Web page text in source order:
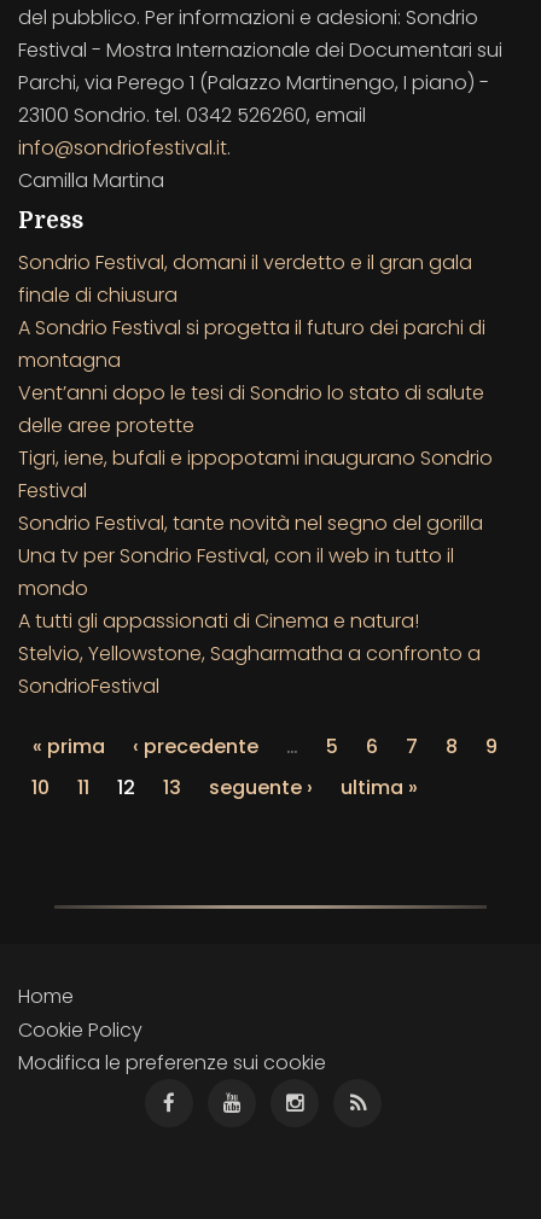
del pubblico. Per informazioni e adesioni: Sondrio
Festival - Mostra Internazionale dei Documentari sui
Parchi, via Perego 1 (Palazzo Martinengo, I piano) -
23100 Sondrio. tel. 0342 526260, email
info@sondriofestival.it.
Camilla Martina
Press
Sondrio Festival, domani il verdetto e il gran gala
finale di chiusura
A Sondrio Festival si progetta il futuro dei parchi di
montagna
Vent’anni dopo le tesi di Sondrio lo stato di salute
delle aree protette
Tigri, iene, bufali e ippopotami inaugurano Sondrio
Festival
Sondrio Festival, tante novità nel segno del gorilla
Una tv per Sondrio Festival, con il web in tutto il
mondo
A tutti gli appassionati di Cinema e natura!
Stelvio, Yellowstone, Sagharmatha a confronto a
SondrioFestival
« prima ‹ precedente … 5 6 7 8
9
10
11 12 13 seguente › ultima »
Home
Cookie Policy
Modifica le preferenze sui cookie